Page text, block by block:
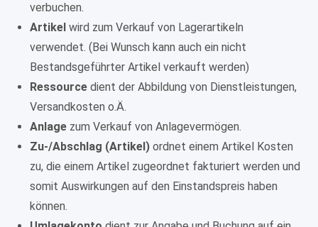
verbuchen.
Artikel wird zum Verkauf von Lagerartikeln
verwendet. (Bei Wunsch kann auch ein nicht
Bestandsgeführter Artikel verkauft werden)
Ressource dient der Abbildung von Dienstleistungen,
Versandkosten o.Ä.
Anlage zum Verkauf von Anlagevermögen.
Zu-/Abschlag (Artikel) ordnet einem Artikel Kosten
zu, die einem Artikel zugeordnet fakturiert werden und
somit Auswirkungen auf den Einstandspreis haben
können.